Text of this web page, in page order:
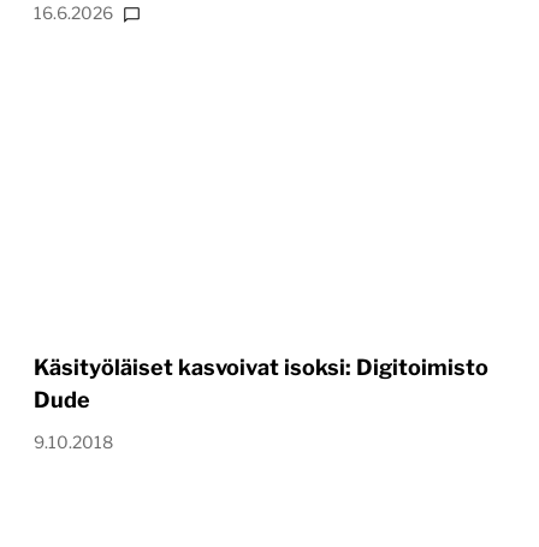
16.6.2026
Käsityöläiset kasvoivat isoksi: Digitoimisto
Dude
9.10.2018